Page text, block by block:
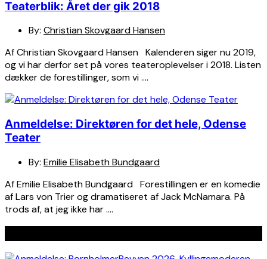
Teaterblik: Året der gik 2018
By: Christian Skovgaard Hansen
Af Christian Skovgaard Hansen Kalenderen siger nu 2019,
og vi har derfor set på vores teateroplevelser i 2018. Listen
dækker de forestillinger, som vi ….
Anmeldelse: Direktøren for det hele, Odense
Teater
By: Emilie Elisabeth Bundgaard
Af Emilie Elisabeth Bundgaard Forestillingen er en komedie
af Lars von Trier og dramatiseret af Jack McNamara. På
trods af, at jeg ikke har ….